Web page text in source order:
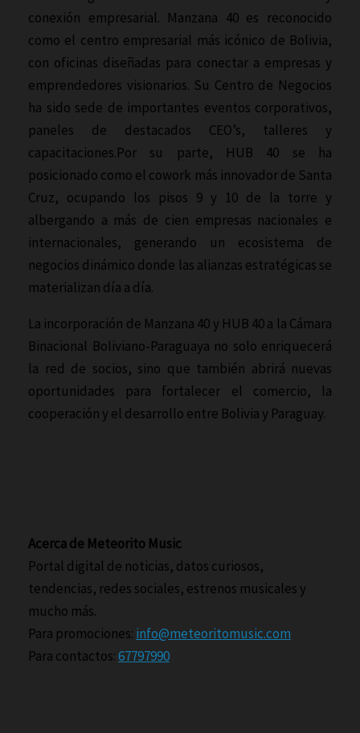
conexión empresarial. Manzana 40 es reconocido
como el centro empresarial más icónico de Bolivia,
con oficinas diseñadas para conectar a empresas y
emprendedores visionarios. Su Centro de Negocios
ha sido sede de importantes eventos corporativos,
paneles de destacados CEO’s, talleres y
capacitaciones.Por su parte, HUB 40 se ha
posicionado como el cowork más innovador de Santa
Cruz, ocupando los pisos 9 y 10 de la torre y
albergando a más de cien empresas nacionales e
internacionales, generando un ecosistema de
negocios dinámico donde las alianzas estratégicas se
materializan día a día.
La incorporación de Manzana 40 y HUB 40 a la Cámara
Binacional Boliviano-Paraguaya no solo enriquecerá
la red de socios, sino que también abrirá nuevas
oportunidades para fortalecer el comercio, la
cooperación y el desarrollo entre Bolivia y Paraguay.
Acerca de Meteorito Music
Portal digital de noticias, datos curiosos,
tendencias, redes sociales, estrenos musicales y
mucho más.
Para promociones: info@meteoritomusic.com
Para contactos:67797990